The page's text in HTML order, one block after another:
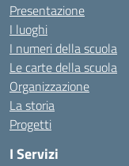
Presentazione
I luoghi
I numeri della scuola
Le carte della scuola
Organizzazione
La storia
Progetti
I Servizi